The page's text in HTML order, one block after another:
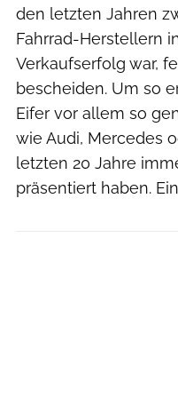
den letzten Jahren
Fahrrad-Herstellern
Verkaufserfolg war,
bescheiden. Um so
Eifer vor allem so
wie Audi, Mercedes
letzten 20 Jahre
präsentiert haben.